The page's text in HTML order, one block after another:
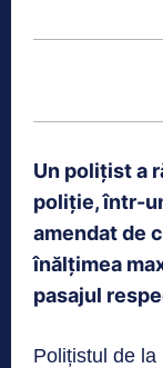
Un polițist a
poliție, într-
amendat de
înălțimea
pasajul
Polițistul de